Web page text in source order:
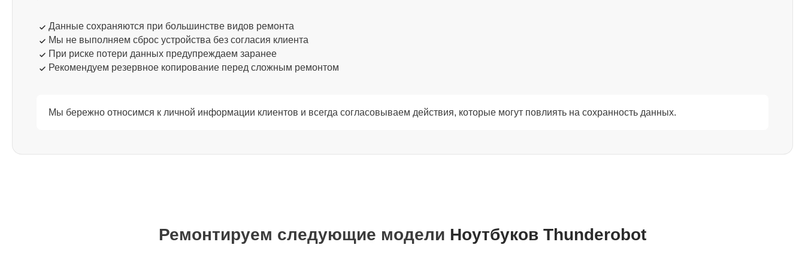
Ремонт термопасты Thunderobot
30 мин 1195
Данные сохраняются при большинстве видов ремонта
Мы не выполняем сброс устройства без согласия клиента
При риске потери данных предупреждаем заранее
Рекомендуем резервное копирование перед сложным ремонтом
Мы бережно относимся к личной информации клиентов и всегда согласовываем действия, которые могут повлиять на сохранность данных.
Ремонтируем следующие модели Ноутбуков Thunderobot